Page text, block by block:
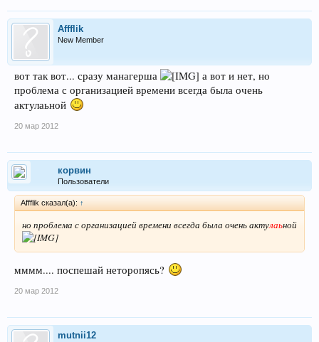
Affflik
New Member
вот так вот... сразу манагерша
а вот и нет, но
проблема с организацией времени всегда была очень
актулаьной
20 мар 2012
корвин
Пользователи
Affflik сказал(а): ↑
но проблема с организацией времени всегда была очень актулаьной
мммм.... поспешай неторопясь?
20 мар 2012
mutnii12